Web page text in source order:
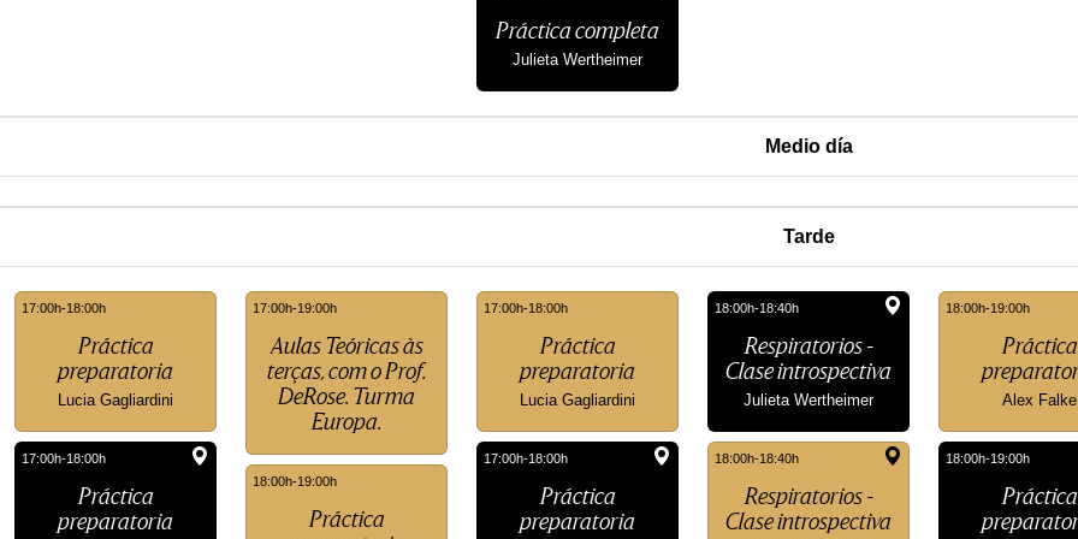
Práctica completa
Julieta Wertheimer
Medio día
Tarde
17:00h-18:00h
Práctica
preparatoria
Lucia Gagliardini
17:00h-18:00h
Práctica
preparatoria
17:00h-19:00h
Aulas Teóricas às
terças, com o Prof.
DeRose. Turma
Europa.
18:00h-19:00h
Práctica
17:00h-18:00h
Práctica
preparatoria
Lucia Gagliardini
17:00h-18:00h
Práctica
preparatoria
18:00h-18:40h
Respiratorios -
Clase introspectiva
Julieta Wertheimer
18:00h-18:40h
Respiratorios -
Clase introspectiva
18:00h-19:00h
Práctica
Alex Falke
18:00h-19:00h
Práctica